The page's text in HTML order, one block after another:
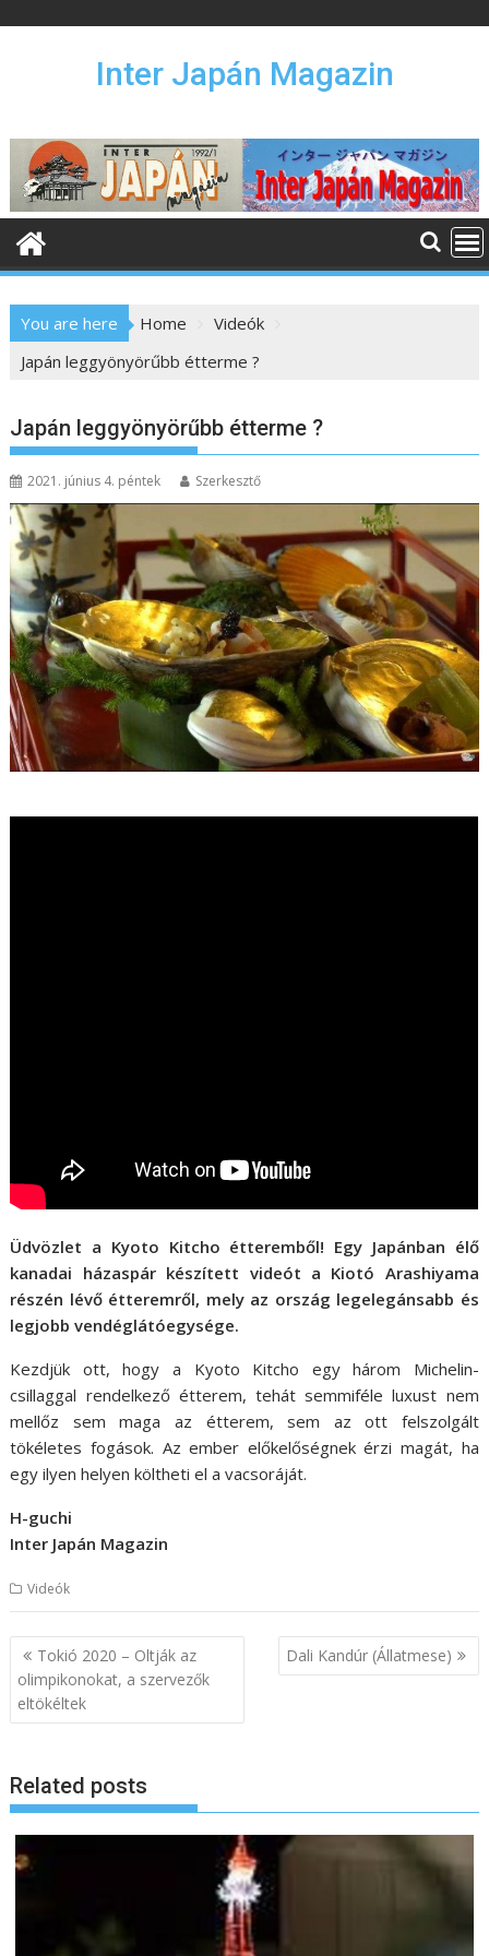
n
e
Inter Japán Magazin
You are here Home
Videók
Japán leggyönyörűbb étterme ?
Japán leggyönyörűbb étterme ?
2021. június 4. péntek Szerkesztő
Üdvözlet a Kyoto Kitcho étteremből! Egy Japánban élő
kanadai házaspár készített videót a Kiotó Arashiyama
részén lévő étteremről, mely az ország legelegánsabb és
legjobb vendéglátóegysége.
Kezdjük ott, hogy a Kyoto Kitcho egy három Michelin-
csillaggal rendelkező étterem, tehát semmiféle luxust nem
mellőz sem maga az étterem, sem az ott felszolgált
tökéletes fogások. Az ember előkelőségnek érzi magát, ha
egy ilyen helyen költheti el a vacsoráját.
H-guchi
Inter Japán Magazin
Videók
B
e
g
y
é
s
Tokió 2020 – Oltják az
olimpikonokat, a szervezők
eltökéltek
Dali Kandúr (Állatmese)
Related posts